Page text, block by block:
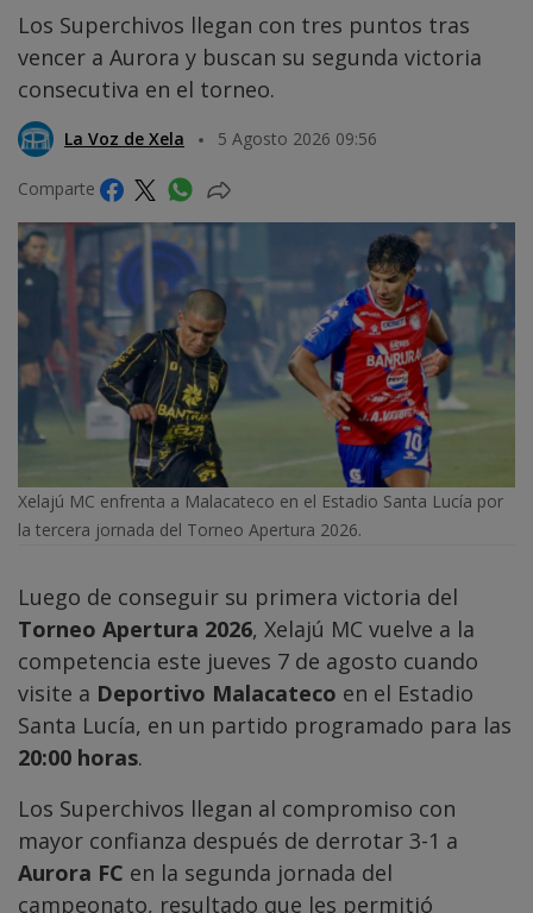
Los Superchivos llegan con tres puntos tras
vencer a Aurora y buscan su segunda victoria
consecutiva en el torneo.
La Voz de Xela 5 Agosto 2026 09:56
Comparte
Xelajú MC enfrenta a Malacateco en el Estadio Santa Lucía por
la tercera jornada del Torneo Apertura 2026.
Luego de conseguir su primera victoria del
Torneo Apertura 2026, Xelajú MC vuelve a la
competencia este jueves 7 de agosto cuando
visite a Deportivo Malacateco en el Estadio
Santa Lucía, en un partido programado para las
20:00 horas.
Los Superchivos llegan al compromiso con
mayor confianza después de derrotar 3-1 a
Aurora FC en la segunda jornada del
campeonato, resultado que les permitió